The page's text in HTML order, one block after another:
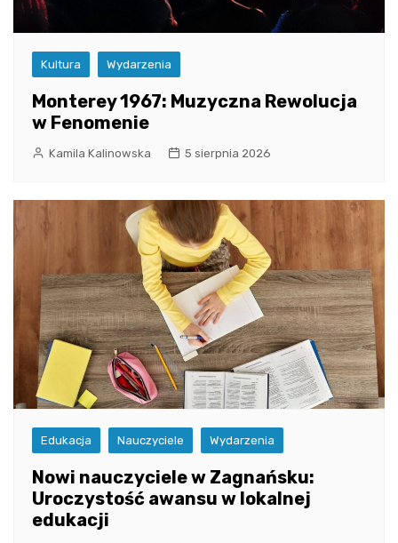
Kultura Wydarzenia
Monterey 1967: Muzyczna Rewolucja
w Fenomenie
Kamila Kalinowska 5 sierpnia 2026
Edukacja Nauczyciele Wydarzenia
Nowi nauczyciele w Zagnańsku:
Uroczystość awansu w lokalnej
edukacji